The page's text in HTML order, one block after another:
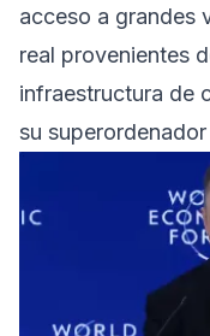
acceso a grandes
real provenientes
infraestructura de
su